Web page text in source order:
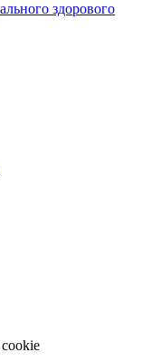
здорового